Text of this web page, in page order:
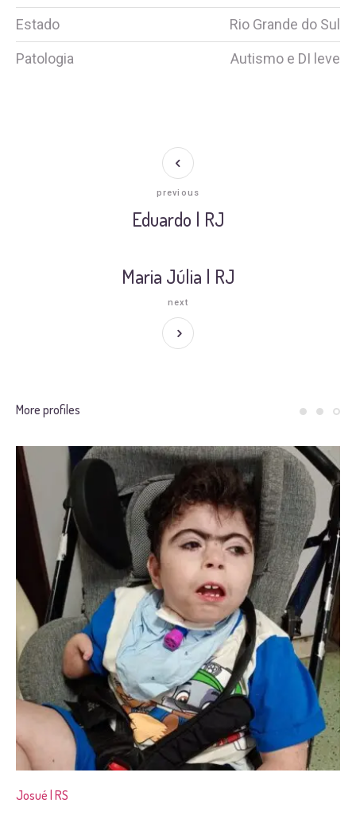
Estado Rio Grande do Sul
Patologia Autismo e DI leve
Eduardo | RJ
previous
Maria Júlia | RJ
next
More profiles
Josué | RS